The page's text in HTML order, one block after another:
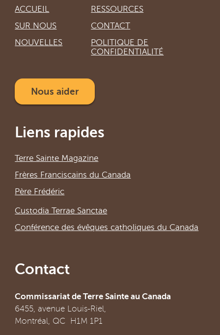
ACCUEIL
SUR NOUS
NOUVELLES
RESSOURCES
CONTACT
POLITIQUE DE
CONFIDENTIALITÉ
Nous aider
Liens rapides
Terre Sainte Magazine
Frères Franciscains du Canada
Père Frédéric
Custodia Terrae Sanctae
Conférence des évêques catholiques du Canada
Contact
Commissariat de Terre Sainte au Canada
6455, avenue Louis-Riel,
Montréal, QC H1M 1P1